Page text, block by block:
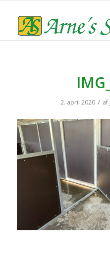
2. april 2020 / af